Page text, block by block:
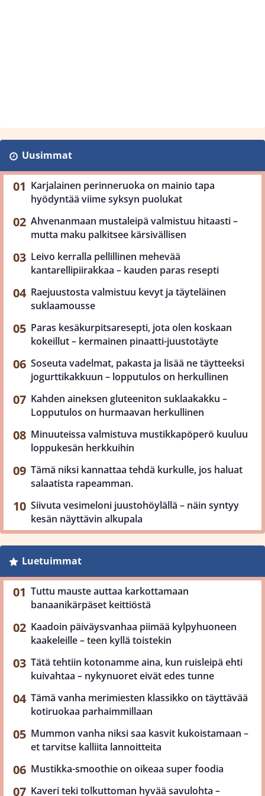
Uusimmat
Karjalainen perinneruoka on mainio tapa
hyödyntää viime syksyn puolukat
Ahvenanmaan mustaleipä valmistuu hitaasti –
mutta maku palkitsee kärsivällisen
Leivo kerralla pellillinen mehevää
kantarellipiirakkaa – kauden paras resepti
Raejuustosta valmistuu kevyt ja täyteläinen
suklaamousse
Paras kesäkurpitsaresepti, jota olen koskaan
kokeillut – kermainen pinaatti-juustotäyte
Soseuta vadelmat, pakasta ja lisää ne täytteeksi
jogurttikakkuun – lopputulos on herkullinen
Kahden aineksen gluteeniton suklaakakku –
Lopputulos on hurmaavan herkullinen
Minuuteissa valmistuva mustikkapöperö kuuluu
loppukesän herkkuihin
Tämä niksi kannattaa tehdä kurkulle, jos haluat
salaatista rapeamman.
Siivuta vesimeloni juustohöylällä – näin syntyy
kesän näyttävin alkupala
Luetuimmat
Tuttu mauste auttaa karkottamaan
banaanikärpäset keittiöstä
Kaadoin päiväysvanhaa piimää kylpyhuoneen
kaakeleille – teen kyllä toistekin
Tätä tehtiin kotonamme aina, kun ruisleipä ehti
kuivahtaa – nykynuoret eivät edes tunne
Tämä vanha merimiesten klassikko on täyttävää
kotiruokaa parhaimmillaan
Mummon vanha niksi saa kasvit kukoistamaan –
et tarvitse kalliita lannoitteita
Mustikka-smoothie on oikeaa super foodia
Kaveri teki tolkuttoman hyvää savulohta –